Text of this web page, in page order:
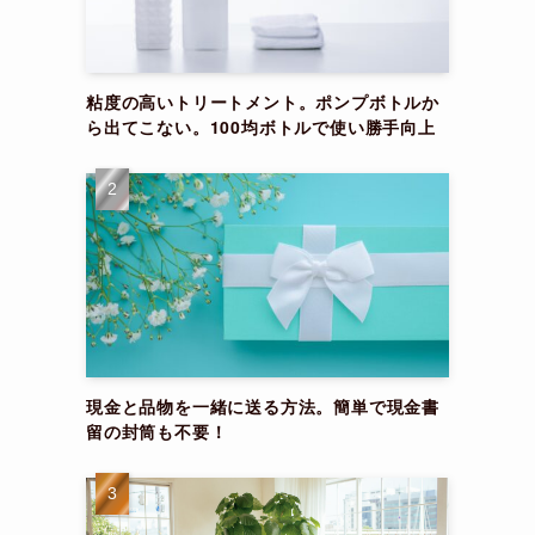
粘度の高いトリートメント。ポンプボトルか
ら出てこない。100均ボトルで使い勝手向上
現金と品物を一緒に送る方法。簡単で現金書
留の封筒も不要！